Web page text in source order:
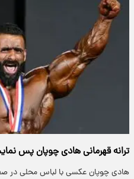
ترانه قهرمانی هادی چوپان پس
هادی چوپان عکسی با لباس محلی در